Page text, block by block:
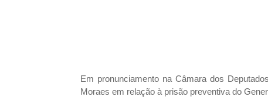
Em pronunciamento na Câmara dos
Moraes em relação à prisão preventiva do